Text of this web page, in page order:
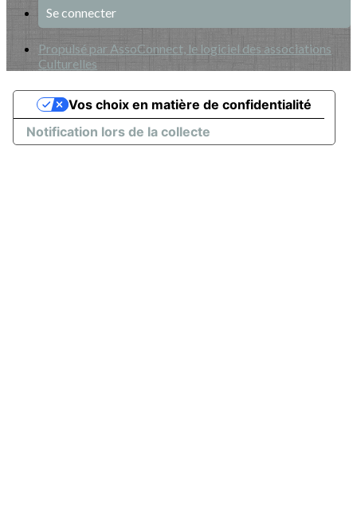
Se connecter
Propulsé par AssoConnect, le logiciel des associations
Culturelles
Notification lors de la collecte
Vos choix en matière de confidentialité